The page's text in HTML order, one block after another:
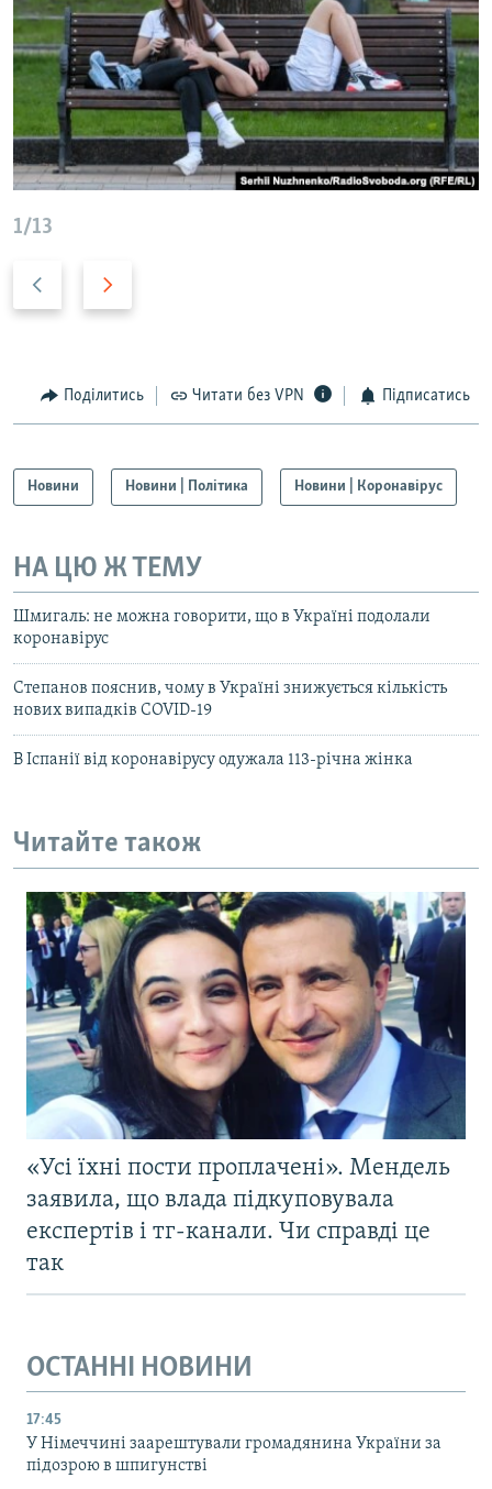
1/13
Поділитись Читати без VPN Підписатись
Новини Новини | Політика Новини | Коронавірус
НА ЦЮ Ж ТЕМУ
Шмигаль: не можна говорити, що в Україні подолали
коронавірус
Степанов пояснив, чому в Україні знижується кількість
нових випадків COVID-19
В Іспанії від коронавірусу одужала 113-річна жінка
Читайте також
«Усі їхні пости проплачені». Мендель
заявила, що влада підкуповувала
експертів і тг-канали. Чи справді це
так
ОСТАННІ НОВИНИ
17:45
У Німеччині заарештували громадянина України за
підозрою в шпигунстві